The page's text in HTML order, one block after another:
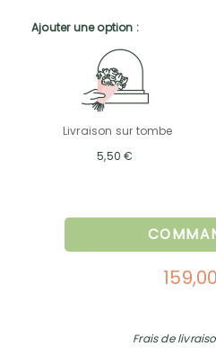
Ajouter une option :
Livraison sur tombe
5,50 €
Frais de